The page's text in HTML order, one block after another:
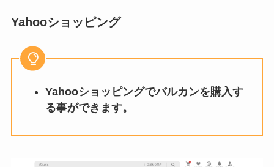
Yahooショッピング
Yahooショッピングでバルカンを購入す
る事ができます。